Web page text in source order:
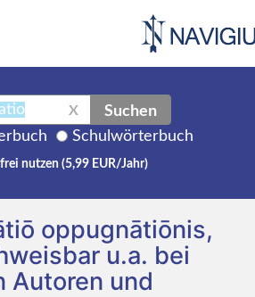
X Suchen
Schulwörterbuch
nutzen (5,99 EUR/Jahr)
oppugnātiōnis,
u.a. bei
Autoren und